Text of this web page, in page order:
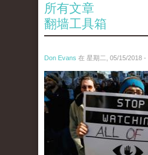
所有文章
翻墙工具箱
Don Evans 在 星期二, 05/15/2018 -
wechatimg1051.jpeg